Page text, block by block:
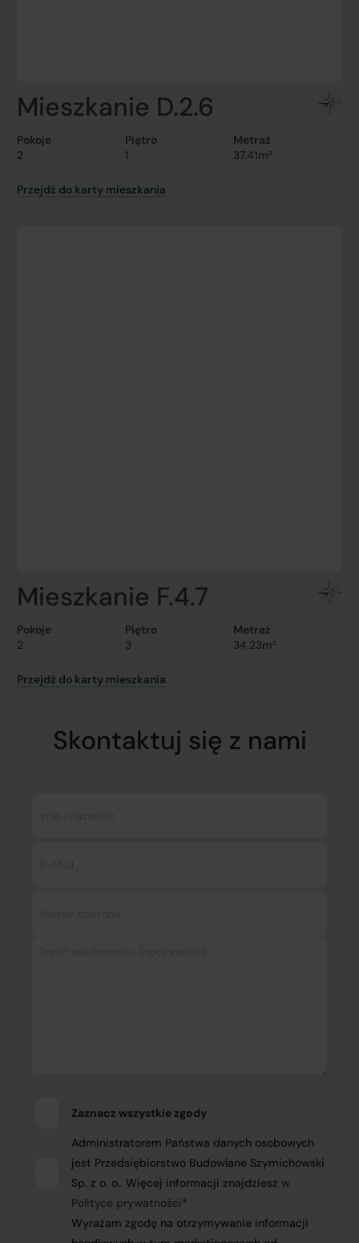
Mieszkanie D.2.6
Pokoje
2
Piętro
1
Metraż
37.41m²
Przejdź do karty mieszkania
Mieszkanie F.4.7
Pokoje
2
Piętro
3
Metraż
34.23m²
Przejdź do karty mieszkania
Skontaktuj się z nami
Zaznacz wszystkie zgody
Administratorem Państwa danych osobowych
jest Przedsiębiorstwo Budowlane Szymichowski
Sp. z o. o.. Więcej informacji znajdziesz w
Polityce prywatności*
Wyrażam zgodę na otrzymywanie informacji